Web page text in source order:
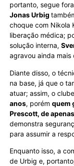
portanto, segue
Jonas Urbig
choque com Nikola
liberação médica;
solução interna,
agravou ainda mais
Diante disso, o
na base, já que o
atuar; assim, o
anos, porém quem
Prescott, de
demonstra
para assumir a
Enquanto isso, a
de Urbig e,